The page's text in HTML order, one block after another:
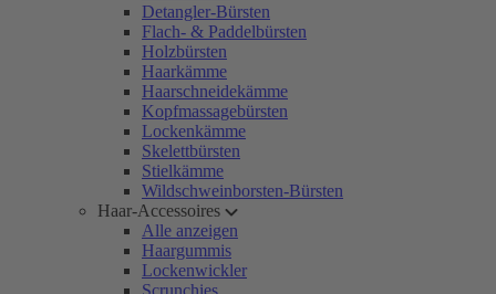
Detangler-Bürsten
Flach- & Paddelbürsten
Holzbürsten
Haarkämme
Haarschneidekämme
Kopfmassagebürsten
Lockenkämme
Skelettbürsten
Stielkämme
Wildschweinborsten-Bürsten
Haar-Accessoires
Alle anzeigen
Haargummis
Lockenwickler
Scrunchies